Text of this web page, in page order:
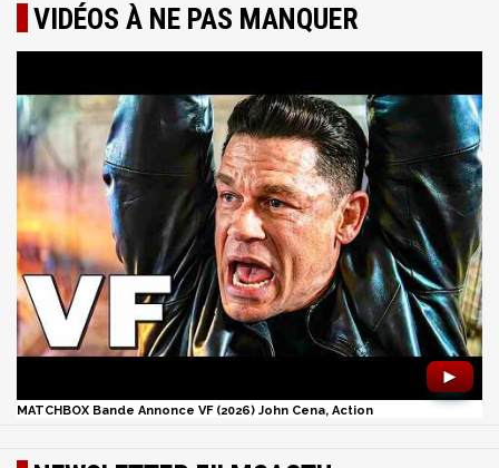
VIDÉOS À NE PAS MANQUER
►
MATCHBOX Bande Annonce VF (2026) John Cena, Action